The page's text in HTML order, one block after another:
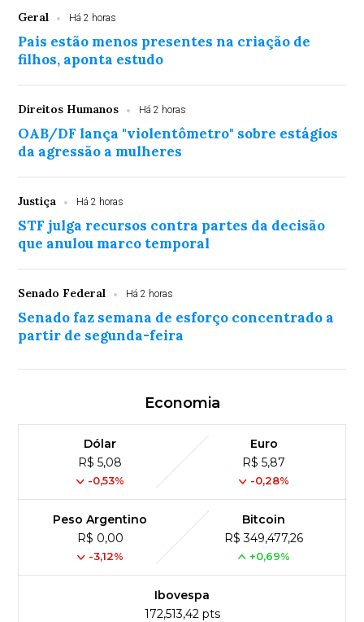
Geral Há 2 horas
Pais estão menos presentes na criação de
filhos, aponta estudo
Direitos Humanos Há 2 horas
OAB/DF lança "violentômetro" sobre estágios
da agressão a mulheres
Justiça Há 2 horas
STF julga recursos contra partes da decisão
que anulou marco temporal
Senado Federal Há 2 horas
Senado faz semana de esforço concentrado a
partir de segunda-feira
Economia
Dólar
R$ 5,08
-0,53%
Euro
R$ 5,87
-0,28%
Peso Argentino
R$ 0,00
-3,12%
Bitcoin
R$ 349,477,26
+0,69%
Ibovespa
172,513,42 pts